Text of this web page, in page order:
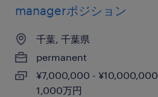
managerポジション
千葉, 千葉県
permanent
¥7,000,000 -
1,000万円